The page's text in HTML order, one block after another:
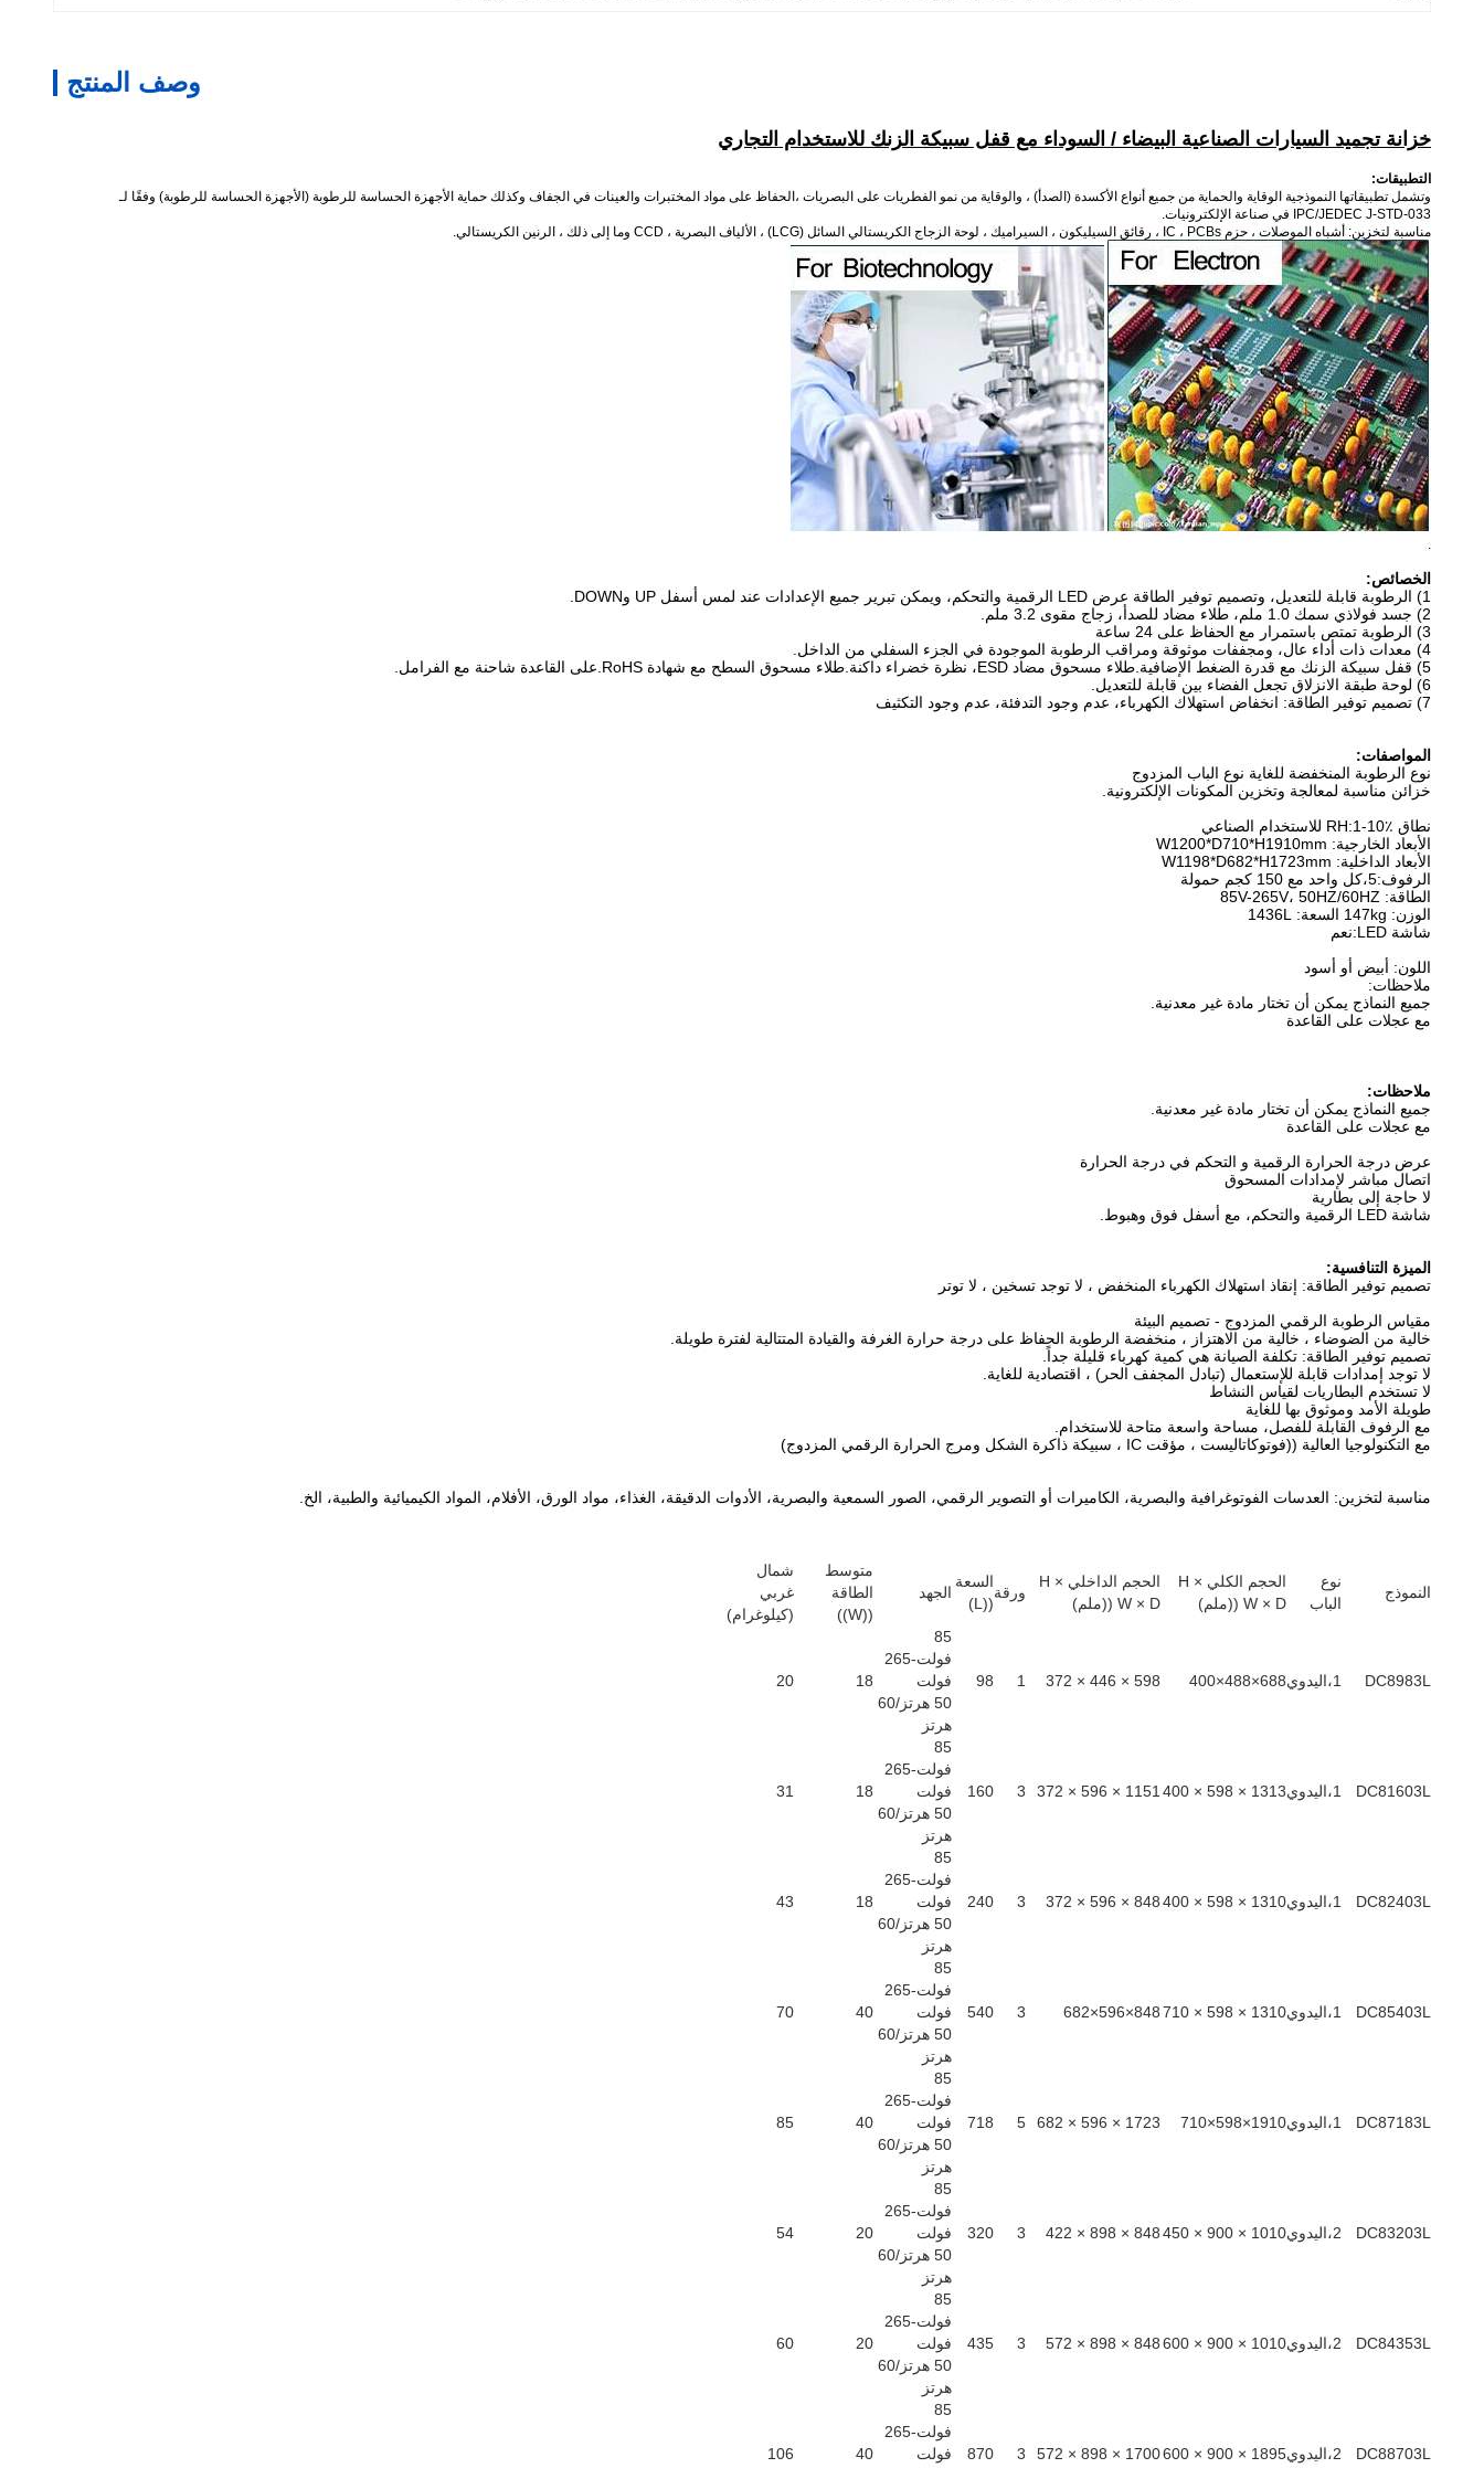
وصف المنتج
خزانة تجميد السيارات الصناعية البيضاء / السوداء مع قفل سبيكة الزنك للاستخدام التجاري
التطبيقات:
وتشمل تطبيقاتها النموذجية الوقاية والحماية من جميع أنواع الأكسدة (الصدأ) ، والوقاية من نمو الفطريات على البصريات ،الحفاظ على مواد المختبرات والعينات في الجفاف وكذلك حماية الأجهزة الحساسة للرطوبة (الأجهزة الحساسة للرطوبة) وفقًا لـ
IPC/JEDEC J-STD-033 في صناعة الإلكترونيات.
مناسبة لتخزين: أشباه الموصلات ، حزم IC ، PCBs ، رقائق السيليكون ، السيراميك ، لوحة الزجاج الكريستالي السائل (LCG) ، الألياف البصرية ، CCD وما إلى ذلك ، الرنين الكريستالي.
.
الخصائص:
1) الرطوبة قابلة للتعديل، وتصميم توفير الطاقة عرض LED الرقمية والتحكم، ويمكن تبرير جميع الإعدادات عند لمس أسفل UP وDOWN.
2) جسد فولاذي سمك 1.0 ملم، طلاء مضاد للصدأ، زجاج مقوى 3.2 ملم.
3) الرطوبة تمتص باستمرار مع الحفاظ على 24 ساعة
4) معدات ذات أداء عال، ومجففات موثوقة ومراقب الرطوبة الموجودة في الجزء السفلي من الداخل.
5) قفل سبيكة الزنك مع قدرة الضغط الإضافية.طلاء مسحوق مضاد ESD، نظرة خضراء داكنة.طلاء مسحوق السطح مع شهادة RoHS.على القاعدة شاحنة مع الفرامل.
6) لوحة طبقة الانزلاق تجعل الفضاء بين قابلة للتعديل.
7) تصميم توفير الطاقة: انخفاض استهلاك الكهرباء، عدم وجود التدفئة، عدم وجود التكثيف
المواصفات:
نوع الرطوبة المنخفضة للغاية نوع الباب المزدوج
خزائن مناسبة لمعالجة وتخزين المكونات الإلكترونية.
نطاق RH:1-10٪ للاستخدام الصناعي
الأبعاد الخارجية: W1200*D710*H1910mm
الأبعاد الداخلية: W1198*D682*H1723mm
الرفوف:5،كل واحد مع 150 كجم حمولة
الطاقة: 85V-265V، 50HZ/60HZ
الوزن: 147kg السعة: 1436L
شاشة LED:نعم
اللون: أبيض أو أسود
ملاحظات:
جميع النماذج يمكن أن تختار مادة غير معدنية.
مع عجلات على القاعدة
ملاحظات:
جميع النماذج يمكن أن تختار مادة غير معدنية.
مع عجلات على القاعدة
عرض درجة الحرارة الرقمية و التحكم في درجة الحرارة
اتصال مباشر لإمدادات المسحوق
لا حاجة إلى بطارية
شاشة LED الرقمية والتحكم، مع أسفل فوق وهبوط.
الميزة التنافسية:
تصميم توفير الطاقة: إنقاذ استهلاك الكهرباء المنخفض ، لا توجد تسخين ، لا توتر
مقياس الرطوبة الرقمي المزدوج - تصميم البيئة
خالية من الضوضاء ، خالية من الاهتزاز ، منخفضة الرطوبة الحفاظ على درجة حرارة الغرفة والقيادة المتتالية لفترة طويلة.
تصميم توفير الطاقة: تكلفة الصيانة هي كمية كهرباء قليلة جداً.
لا توجد إمدادات قابلة للإستعمال (تبادل المجفف الحر) ، اقتصادية للغاية.
لا تستخدم البطاريات لقياس النشاط
طويلة الأمد وموثوق بها للغاية
مع الرفوف القابلة للفصل، مساحة واسعة متاحة للاستخدام.
مع التكنولوجيا العالية ((فوتوكاتاليست ، مؤقت IC ، سبيكة ذاكرة الشكل ومرج الحرارة الرقمي المزدوج)
مناسبة لتخزين: العدسات الفوتوغرافية والبصرية، الكاميرات أو التصوير الرقمي، الصور السمعية والبصرية، الأدوات الدقيقة، الغذاء، مواد الورق، الأفلام، المواد الكيميائية والطبية، الخ.
النموذج
نوع
الباب
الحجم الكلي H ×
W × D ((ملم)
الحجم الداخلي H ×
W × D ((ملم)
ورقة
السعة
((L)
الجهد
متوسط
الطاقة
((W))
شمال
غربي
(كيلوغرام)
DC8983L 1،اليدوي 688×488×400
598 × 446 × 372
1
98
85
فولت-265
فولت
50 هرتز/60
هرتز
18
20
DC81603L 1،اليدوي 1313 × 598 × 400
1151 × 596 × 372
3
160
85
فولت-265
فولت
50 هرتز/60
هرتز
18
31
DC82403L 1،اليدوي 1310 × 598 × 400
848 × 596 × 372
3
240
85
فولت-265
فولت
50 هرتز/60
هرتز
18
43
DC85403L 1،اليدوي 1310 × 598 × 710
848×596×682
3
540
85
فولت-265
فولت
50 هرتز/60
هرتز
40
70
DC87183L 1،اليدوي 1910×598×710
1723 × 596 × 682
5
718
85
فولت-265
فولت
50 هرتز/60
هرتز
40
85
DC83203L 2،اليدوي 1010 × 900 × 450
848 × 898 × 422
3
320
85
فولت-265
فولت
50 هرتز/60
هرتز
20
54
DC84353L 2،اليدوي 1010 × 900 × 600
848 × 898 × 572
3
435
85
فولت-265
فولت
50 هرتز/60
هرتز
20
60
DC88703L 2،اليدوي 1895 × 900 × 600
1700 × 898 × 572
3
870
85
فولت-265
فولت
40
106